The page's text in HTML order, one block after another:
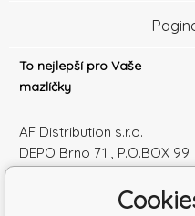
To nejlepší pro Vaše
mazlíčky
AF Distribution s.r.o.
DEPO Brno 71 , P.O.BOX 99
Česká republika